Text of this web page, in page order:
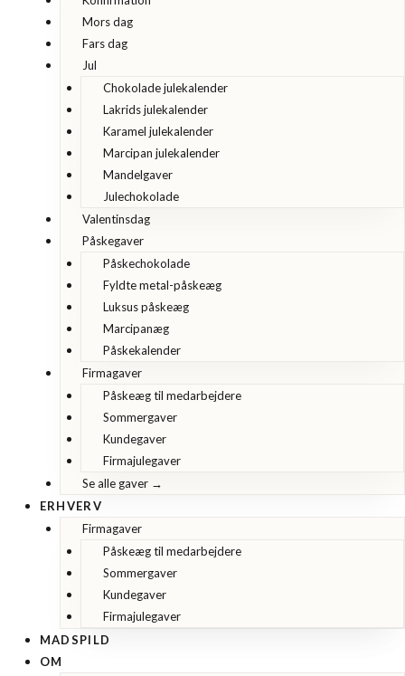
Mors dag
Fars dag
Jul
Chokolade julekalender
Lakrids julekalender
Karamel julekalender
Marcipan julekalender
Mandelgaver
Julechokolade
Valentinsdag
Påskegaver
Påskechokolade
Fyldte metal-påskeæg
Luksus påskeæg
Marcipanæg
Påskekalender
Firmagaver
Påskeæg til medarbejdere
Sommergaver
Kundegaver
Firmajulegaver
Se alle gaver →
ERHVERV
Firmagaver
Påskeæg til medarbejdere
Sommergaver
Kundegaver
Firmajulegaver
MADSPILD
OM